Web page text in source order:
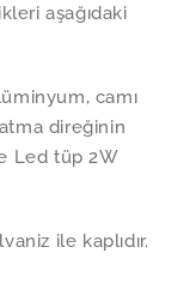
aşağıdaki
camı
direğinin
Led tüp 2W
ile kaplıdır.